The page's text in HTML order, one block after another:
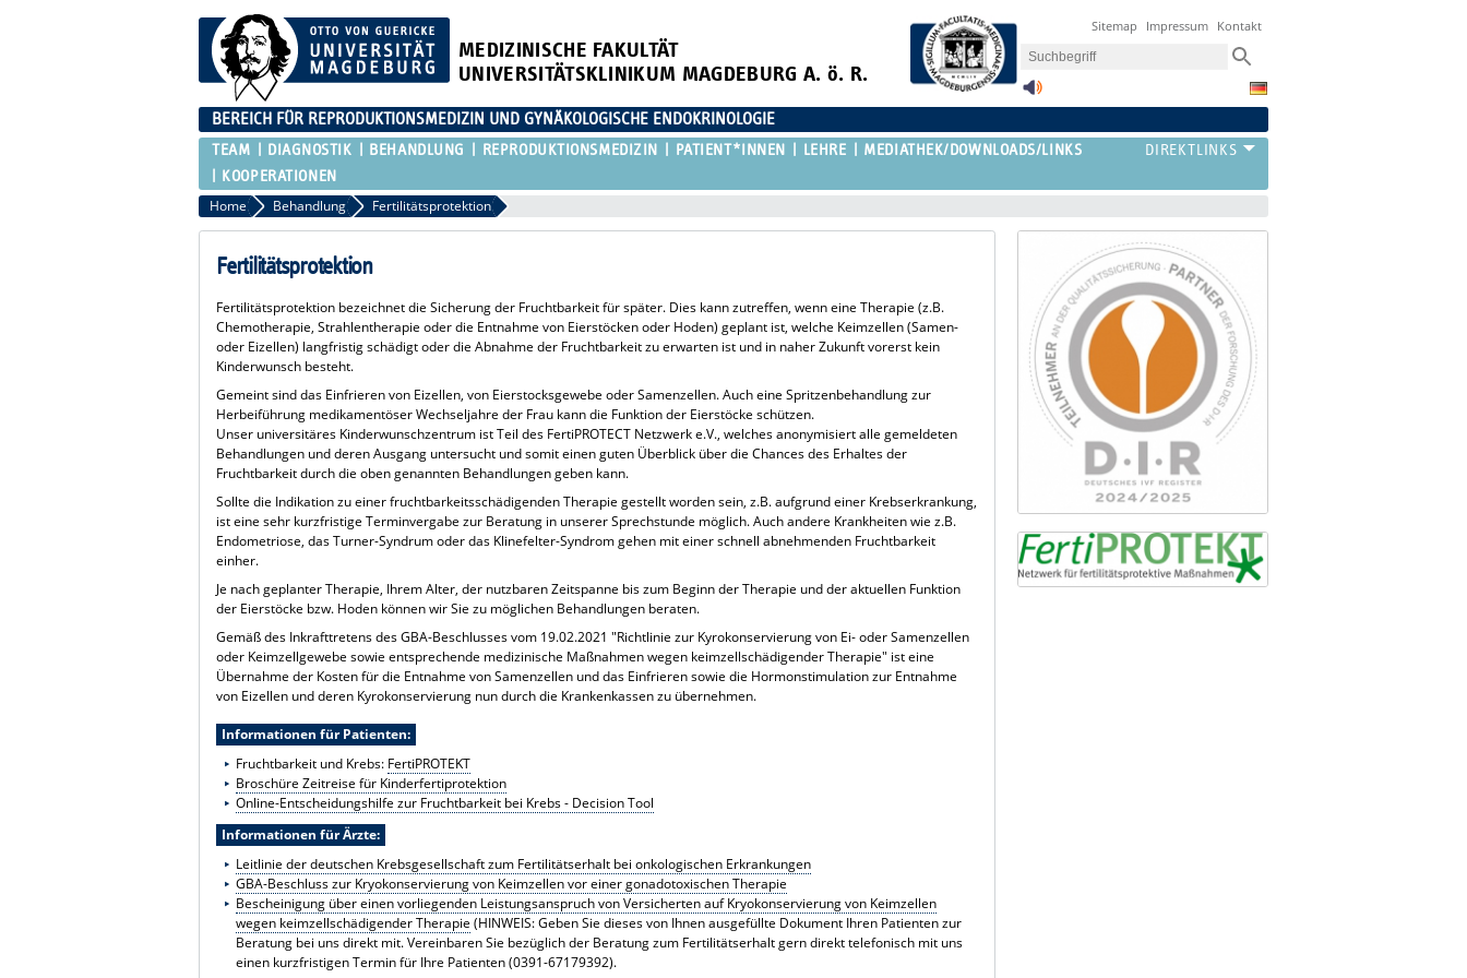
MEDIZINISCHE FAKULTÄT
UNIVERSITÄTSKLINIKUM MAGDEBURG A. ö. R.
Sitemap Impressum Kontakt
BEREICH FÜR REPRODUKTIONSMEDIZIN UND GYNÄKOLOGISCHE ENDOKRINOLOGIE
TEAM DIAGNOSTIK BEHANDLUNG REPRODUKTIONSMEDIZIN PATIENT*INNEN LEHRE
MEDIATHEK/DOWNLOADS/LINKS
KOOPERATIONEN
Home Behandlung Fertilitätsprotektion
Fertilitätsprotektion
Fertilitätsprotektion bezeichnet die Sicherung der Fruchtbarkeit für später. Dies kann zutreffen, wenn eine Therapie (z.B.
Chemotherapie, Strahlentherapie oder die Entnahme von Eierstöcken oder Hoden) geplant ist, welche Keimzellen (Samen-
oder Eizellen) langfristig schädigt oder die Abnahme der Fruchtbarkeit zu erwarten ist und in naher Zukunft vorerst kein
Kinderwunsch besteht.
Gemeint sind das Einfrieren von Eizellen, von Eierstocksgewebe oder Samenzellen. Auch eine Spritzenbehandlung zur
Herbeiführung medikamentöser Wechseljahre der Frau kann die Funktion der Eierstöcke schützen.
Unser universitäres Kinderwunschzentrum ist Teil des FertiPROTECT Netzwerk e.V., welches anonymisiert alle gemeldeten
Behandlungen und deren Ausgang untersucht und somit einen guten Überblick über die Chances des Erhaltes der
Fruchtbarkeit durch die oben genannten Behandlungen geben kann.
Sollte die Indikation zu einer fruchtbarkeitsschädigenden Therapie gestellt worden sein, z.B. aufgrund einer Krebserkrankung,
ist eine sehr kurzfristige Terminvergabe zur Beratung in unserer Sprechstunde möglich. Auch andere Krankheiten wie z.B.
Endometriose, das Turner-Syndrum oder das Klinefelter-Syndrom gehen mit einer schnell abnehmenden Fruchtbarkeit
einher.
Je nach geplanter Therapie, Ihrem Alter, der nutzbaren Zeitspanne bis zum Beginn der Therapie und der aktuellen Funktion
der Eierstöcke bzw. Hoden können wir Sie zu möglichen Behandlungen beraten.
Gemäß des Inkrafttretens des GBA-Beschlusses vom 19.02.2021 "Richtlinie zur Kyrokonservierung von Ei- oder Samenzellen
oder Keimzellgewebe sowie entsprechende medizinische Maßnahmen wegen keimzellschädigender Therapie" ist eine
Übernahme der Kosten für die Entnahme von Samenzellen und das Einfrieren sowie die Hormonstimulation zur Entnahme
von Eizellen und deren Kyrokonservierung nun durch die Krankenkassen zu übernehmen.
Informationen für Patienten:
Fruchtbarkeit und Krebs: FertiPROTEKT
Broschüre Zeitreise für Kinderfertiprotektion
Online-Entscheidungshilfe zur Fruchtbarkeit bei Krebs - Decision Tool
Informationen für Ärzte:
Leitlinie der deutschen Krebsgesellschaft zum Fertilitätserhalt bei onkologischen Erkrankungen
GBA-Beschluss zur Kryokonservierung von Keimzellen vor einer gonadotoxischen Therapie
Bescheinigung über einen vorliegenden Leistungsanspruch von Versicherten auf Kryokonservierung von Keimzellen
wegen keimzellschädigender Therapie (HINWEIS: Geben Sie dieses von Ihnen ausgefüllte Dokument Ihren Patienten zur
Beratung bei uns direkt mit. Vereinbaren Sie bezüglich der Beratung zum Fertilitätserhalt gern direkt telefonisch mit uns
einen kurzfristigen Termin für Ihre Patienten (0391-67179392).